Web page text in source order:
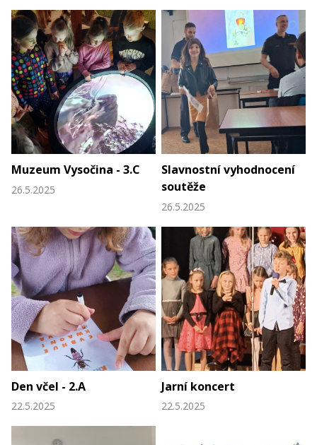
Muzeum Vysočina - 3.C
26.5.2025
Slavnostní vyhodnocení
soutěže
26.5.2025
Den včel - 2.A
22.5.2025
Jarní koncert
22.5.2025